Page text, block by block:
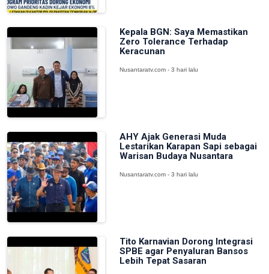
Kepala BGN: Saya Memastikan
Zero Tolerance Terhadap
Keracunan
Nusantaratv.com - 3 hari lalu
AHY Ajak Generasi Muda
Lestarikan Karapan Sapi sebagai
Warisan Budaya Nusantara
Nusantaratv.com - 3 hari lalu
Tito Karnavian Dorong Integrasi
SPBE agar Penyaluran Bansos
Lebih Tepat Sasaran